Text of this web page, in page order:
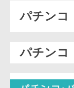
パチンコ
パチンコ